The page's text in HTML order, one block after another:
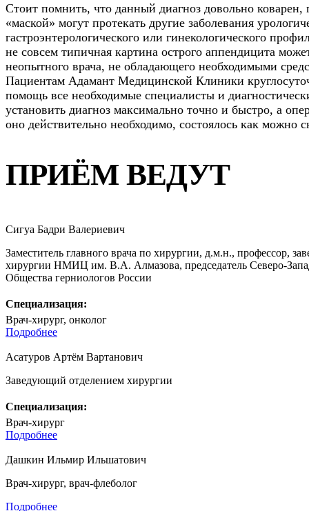
Стоит помнить, что данный диагноз довольно коварен,
«маской» могут протекать другие заболевания
гастроэнтерологического или гинекологического
не совсем типичная картина острого аппендицита
неопытного врача, не обладающего необходимыми
Пациентам Адамант Медицинской Клиники
помощь все необходимые специалисты и
установить диагноз максимально точно и быстро, а
оно действительно необходимо, состоялось как можно
ПРИЁМ ВЕДУТ
Сигуа Бадри Валериевич
Заместитель главного врача по хирургии, д.м.н., профессор,
хирургии НМИЦ им. В.А. Алмазова, председатель Северо-
Общества герниологов России
Специализация:
Врач-хирург, онколог
Подробнее
Асатуров Артём Вартанович
Заведующий отделением хирургии
Специализация:
Врач-хирург
Подробнее
Дашкин Ильмир Ильшатович
Врач-хирург, врач-флеболог
Подробнее